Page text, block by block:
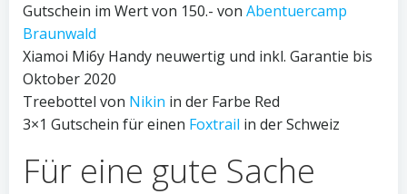
Gutschein im Wert von 150.- von Abentuercamp
Braunwald
Xiamoi Mi6y Handy neuwertig und inkl. Garantie bis
Oktober 2020
Treebottel von Nikin in der Farbe Red
3×1 Gutschein für einen Foxtrail in der Schweiz
Für eine gute Sache